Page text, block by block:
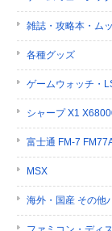
雑誌・攻略本・ム
各種グッズ
ゲームウォッチ・
シャープ X1
富士通 FM-7
MSX
海外・国産 その他